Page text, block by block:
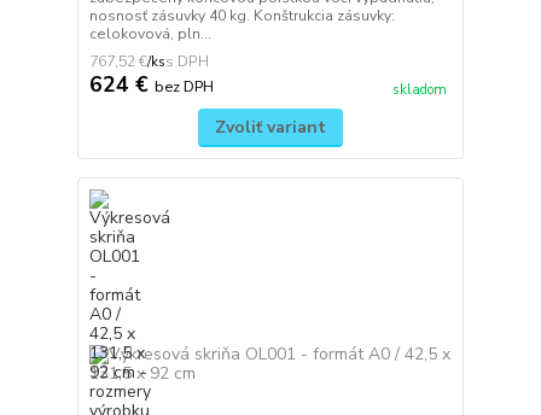
nosnosť zásuvky 40 kg. Konštrukcia zásuvky:
celokovová, pln...
767,52 €/ks
624 € bez DPH skladom
Zvoliť variant